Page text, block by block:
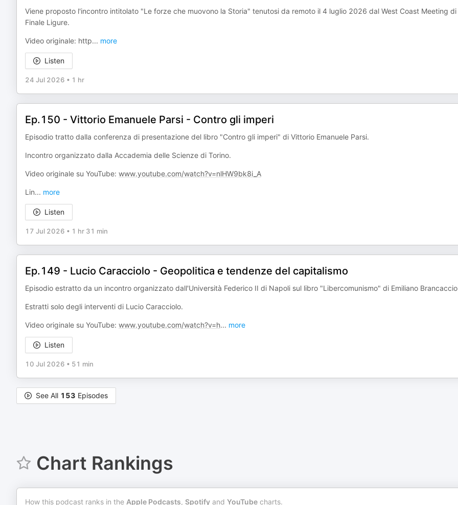
Viene proposto l'incontro intitolato "Le forze che muovono la Storia" tenutosi da remoto il 4 luglio 2026 dal West Coast Meeting di
Finale Ligure.
Video originale: http... more
Listen
24 Jul 2026 • 1 hr
Ep.150 - Vittorio Emanuele Parsi - Contro gli imperi
Episodio tratto dalla conferenza di presentazione del libro "Contro gli imperi" di Vittorio Emanuele Parsi.
Incontro organizzato dalla Accademia delle Scienze di Torino.
Video originale su YouTube: www.youtube.com/watch?v=nlHW9bk8i_A
Lin... more
Listen
17 Jul 2026 • 1 hr 31 min
Ep.149 - Lucio Caracciolo - Geopolitica e tendenze del capitalismo
Episodio estratto da un incontro organizzato dall'Università Federico II di Napoli sul libro "Libercomunismo" di Emiliano
Estratti solo degli interventi di Lucio Caracciolo.
Video originale su YouTube: www.youtube.com/watch?v=h... more
Listen
10 Jul 2026 • 51 min
See All 153 Episodes
Chart Rankings
How this podcast ranks in the Apple Podcasts, Spotify and YouTube charts.